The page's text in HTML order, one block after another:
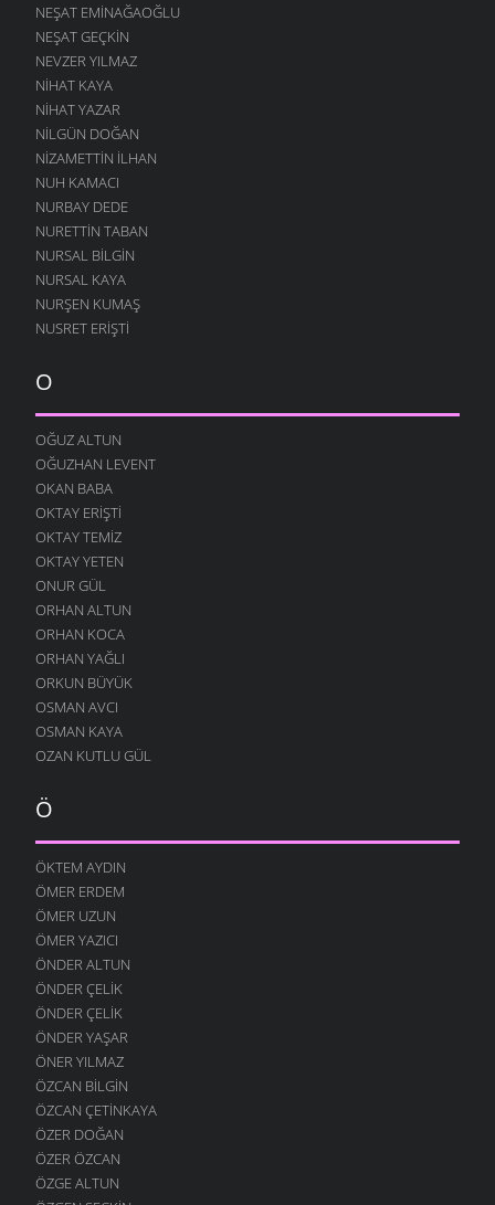
NEŞAT EMINAĞAOĞLU
NEŞAT GEÇKIN
NEVZER YILMAZ
NIHAT KAYA
NIHAT YAZAR
NILGÜN DOĞAN
NIZAMETTIN İLHAN
NUH KAMACI
NURBAY DEDE
NURETTIN TABAN
NURSAL BILGIN
NURSAL KAYA
NURŞEN KUMAŞ
NUSRET ERIŞTI
O
OĞUZ ALTUN
OĞUZHAN LEVENT
OKAN BABA
OKTAY ERIŞTI
OKTAY TEMIZ
OKTAY YETEN
ONUR GÜL
ORHAN ALTUN
ORHAN KOCA
ORHAN YAĞLI
ORKUN BÜYÜK
OSMAN AVCI
OSMAN KAYA
OZAN KUTLU GÜL
Ö
ÖKTEM AYDIN
ÖMER ERDEM
ÖMER UZUN
ÖMER YAZICI
ÖNDER ALTUN
ÖNDER ÇELIK
ÖNDER ÇELIK
ÖNDER YAŞAR
ÖNER YILMAZ
ÖZCAN BILGIN
ÖZCAN ÇETINKAYA
ÖZER DOĞAN
ÖZER ÖZCAN
ÖZGE ALTUN